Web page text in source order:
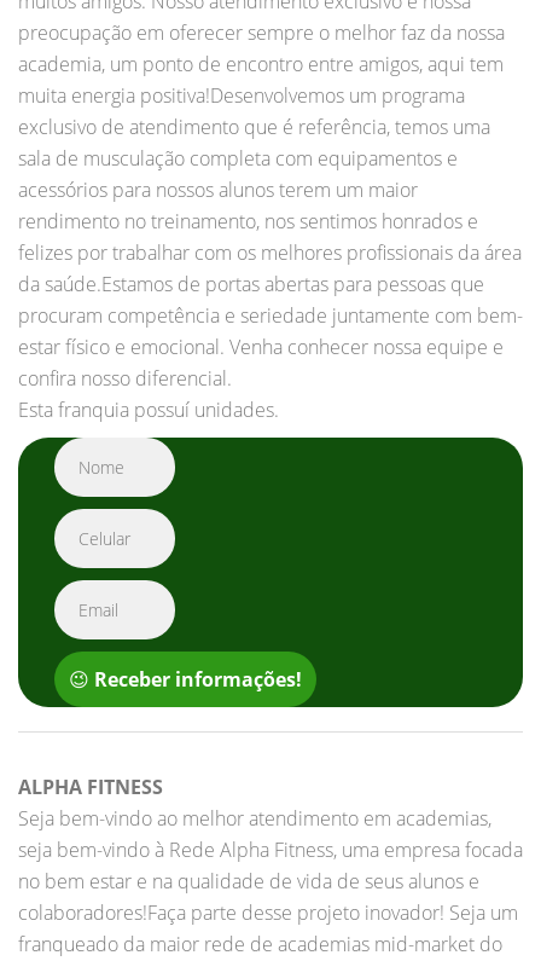
preocupação em oferecer sempre o melhor faz da nossa
academia, um ponto de encontro entre amigos, aqui tem
muita energia positiva!Desenvolvemos um programa
exclusivo de atendimento que é referência, temos uma
sala de musculação completa com equipamentos e
acessórios para nossos alunos terem um maior
rendimento no treinamento, nos sentimos honrados e
felizes por trabalhar com os melhores profissionais da área
da saúde.Estamos de portas abertas para pessoas que
procuram competência e seriedade juntamente com bem-
estar físico e emocional. Venha conhecer nossa equipe e
confira nosso diferencial.
Esta franquia possuí unidades.
😉 Receber informações!
ALPHA FITNESS
Seja bem-vindo ao melhor atendimento em academias,
seja bem-vindo à Rede Alpha Fitness, uma empresa focada
no bem estar e na qualidade de vida de seus alunos e
colaboradores!Faça parte desse projeto inovador! Seja um
franqueado da maior rede de academias mid-market do